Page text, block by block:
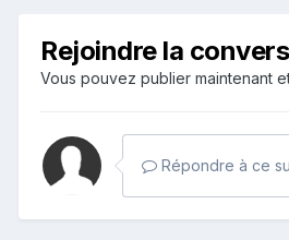
Rejoindre la
Vous pouvez publier maintenant
Répondre à ce